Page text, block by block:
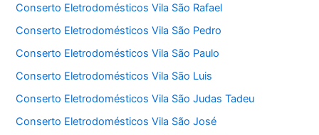
Conserto Eletrodomésticos Vila São Rafael
Conserto Eletrodomésticos Vila São Pedro
Conserto Eletrodomésticos Vila São Paulo
Conserto Eletrodomésticos Vila São Luis
Conserto Eletrodomésticos Vila São Judas Tadeu
Conserto Eletrodomésticos Vila São José